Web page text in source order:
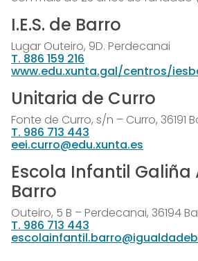
I.E.S. de Barro
Lugar Outeiro, 9D. Perdecanai
T. 886 159 216
www.edu.xunta.gal/centros/
Unitaria de Curro
Fonte de Curro, s/n – Curro, 36191
T. 986 713 443
eei.curro@edu.xunta.es
Escola Infantil Galiña
Barro
Outeiro, 5 B – Perdecanai, 36194
T. 986 713 443